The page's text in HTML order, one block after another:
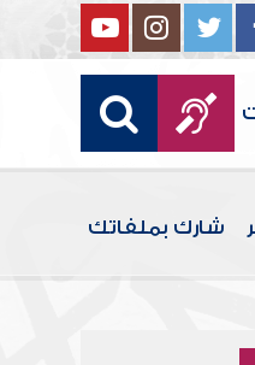
شارك بملفاتك